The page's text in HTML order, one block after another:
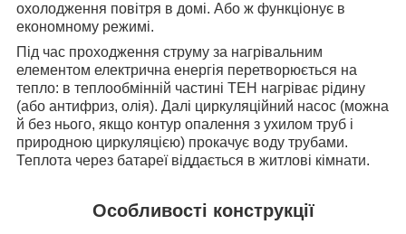
охолодження повітря в домі. Або ж функціонує в
економному режимі.
Під час проходження струму за нагрівальним
елементом електрична енергія перетворюється на
тепло: в теплообмінній частині ТЕН нагріває рідину
(або антифриз, олія). Далі циркуляційний насос (можна
й без нього, якщо контур опалення з ухилом труб і
природною циркуляцією) прокачує воду трубами.
Теплота через батареї віддається в житлові кімнати.
Особливості конструкції